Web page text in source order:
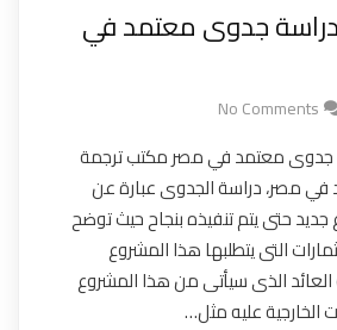
جدوى معتمد في
No Comments
جدوى معتمد في مصر مكتب ترجمة
مصر، دراسة الجدوى عبارة عن
حتى يتم تنفيذه بنجاح حيث توضح
التى يتطلبها هذا المشروع
الذى سيأتى من هذا المشروع
الخارجية عليه مثل…